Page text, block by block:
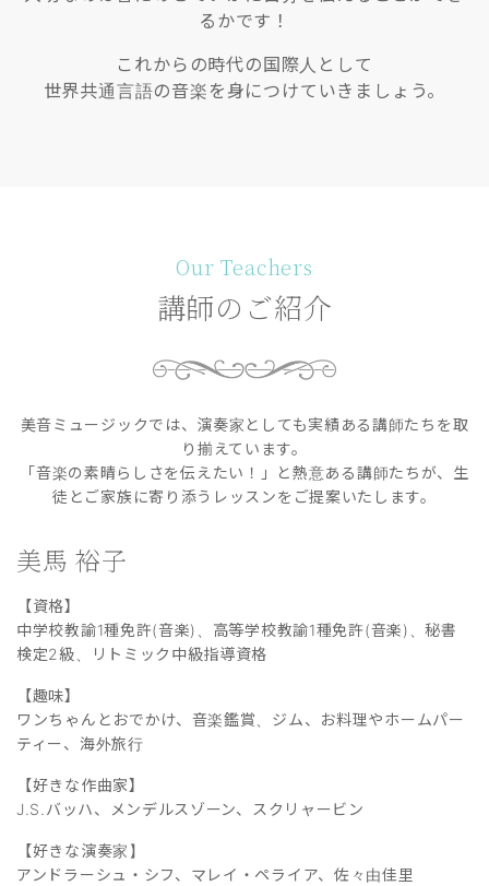
るかです！
これからの時代の国際人として
世界共通言語の音楽を身につけていきましょう。
Our Teachers
講師のご紹介
美音ミュージックでは、演奏家としても実績ある講師たちを取
り揃えています。
「音楽の素晴らしさを伝えたい！」と熱意ある講師たちが、生
徒とご家族に寄り添うレッスンをご提案いたします。
美馬 裕子
【資格】
中学校教諭1種免許(音楽)、高等学校教諭1種免許(音楽)、秘書
検定2級、リトミック中級指導資格
【趣味】
ワンちゃんとおでかけ、音楽鑑賞、ジム、お料理やホームパー
ティー、海外旅行
【好きな作曲家】
J.S.バッハ、メンデルスゾーン、スクリャービン
【好きな演奏家】
アンドラーシュ・シフ、マレイ・ペライア、佐々由佳里